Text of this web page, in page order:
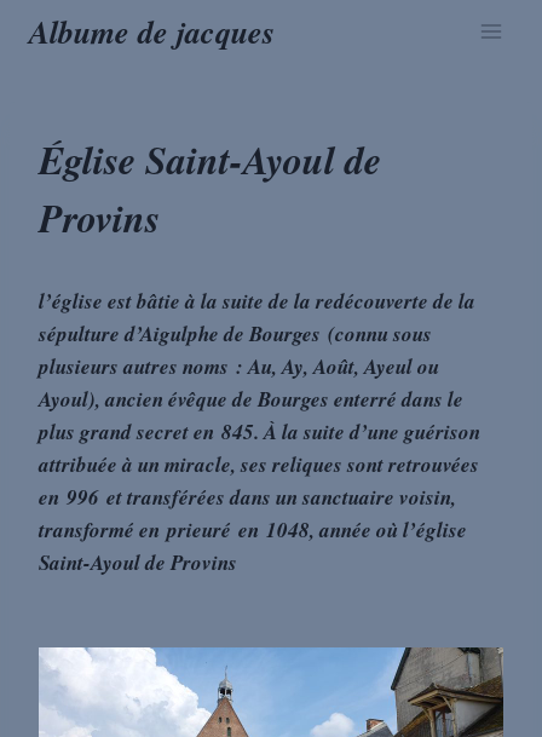
AllerAlbume de jacques
Église Saint-Ayoul de
Provins
l’église est bâtie à la suite de la redécouverte de la
sépulture d’Aigulphe de Bourges (connu sous
plusieurs autres noms : Au, Ay, Août, Ayeul ou
Ayoul), ancien évêque de Bourges enterré dans le
plus grand secret en 845. À la suite d’une guérison
attribuée à un miracle, ses reliques sont retrouvées
en 996 et transférées dans un sanctuaire voisin,
transformé en prieuré en 1048, année où l’église
Saint-Ayoul de Provins